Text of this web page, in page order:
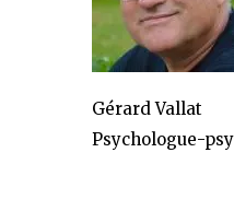
Gérard Vallat
Psychologue-